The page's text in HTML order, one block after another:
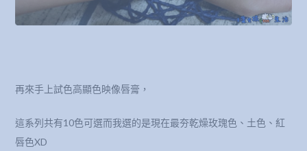
再來手上試色高顯色映像唇膏，
這系列共有10色可選而我選的是現在最夯乾燥玫瑰色、土色、紅
唇色XD